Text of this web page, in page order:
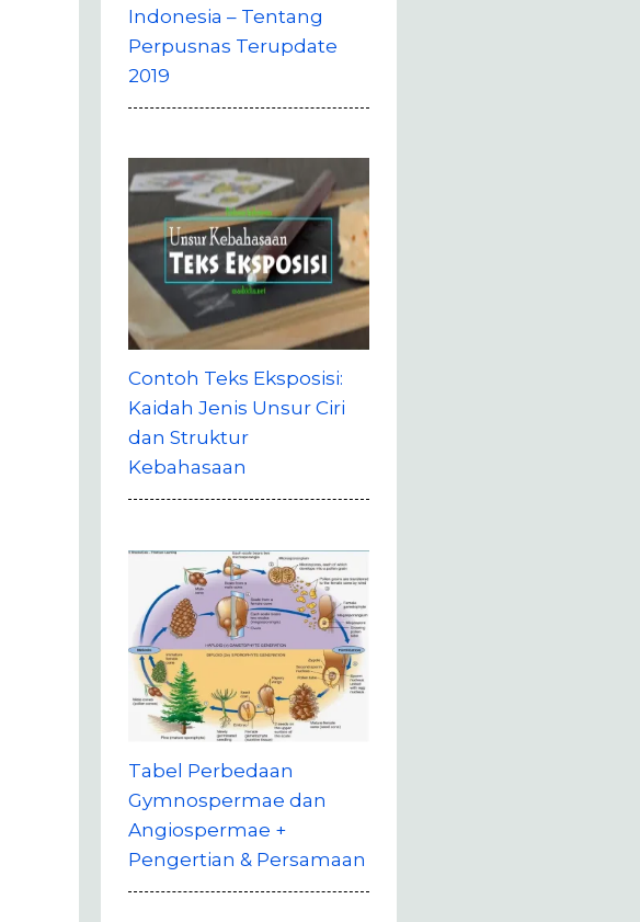
Indonesia – Tentang
Perpusnas Terupdate
2019
Contoh Teks Eksposisi:
Kaidah Jenis Unsur Ciri
dan Struktur
Kebahasaan
Tabel Perbedaan
Gymnospermae dan
Angiospermae +
Pengertian & Persamaan